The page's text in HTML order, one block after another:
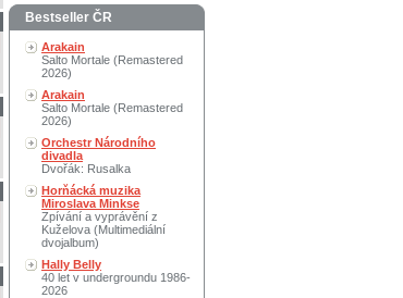
Bestseller ČR
Arakain
Salto Mortale (Remastered
2026)
Arakain
Salto Mortale (Remastered
2026)
Orchestr Národního
divadla
Dvořák: Rusalka
Horňácká muzika
Miroslava Minkse
Zpívání a vyprávění z
Kuželova (Multimediální
dvojalbum)
Hally Belly
40 let v undergroundu 1986-
2026